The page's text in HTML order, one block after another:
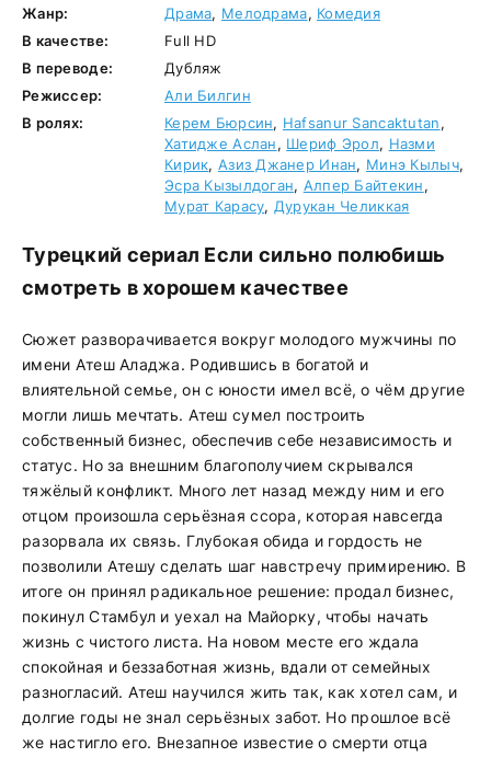
Жанр:
Драма, Мелодрама, Комедия
В качестве:
Full HD
В переводе:
Дубляж
Режиссер:
Али Билгин
В ролях:
Керем Бюрсин, Hafsanur Sancaktutan,
Хатидже Аслан, Шериф Эрол, Назми
Кирик, Азиз Джанер Инан, Минэ Кылыч,
Эсра Кызылдоган, Алпер Байтекин,
Мурат Карасу, Дурукан Челиккая
Турецкий сериал Если сильно полюбишь
смотреть в хорошем качествее
Сюжет разворачивается вокруг молодого мужчины по
имени Атеш Аладжа. Родившись в богатой и
влиятельной семье, он с юности имел всё, о чём другие
могли лишь мечтать. Атеш сумел построить
собственный бизнес, обеспечив себе независимость и
статус. Но за внешним благополучием скрывался
тяжёлый конфликт. Много лет назад между ним и его
отцом произошла серьёзная ссора, которая навсегда
разорвала их связь. Глубокая обида и гордость не
позволили Атешу сделать шаг навстречу примирению. В
итоге он принял радикальное решение: продал бизнес,
покинул Стамбул и уехал на Майорку, чтобы начать
жизнь с чистого листа. На новом месте его ждала
спокойная и беззаботная жизнь, вдали от семейных
разногласий. Атеш научился жить так, как хотел сам, и
долгие годы не знал серьёзных забот. Но прошлое всё
же настигло его. Внезапное известие о смерти отца